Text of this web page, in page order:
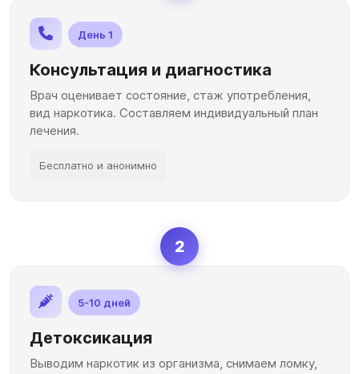
День 1
Консультация и диагностика
Врач оценивает состояние, стаж употребления,
вид наркотика. Составляем индивидуальный план
лечения.
Бесплатно и анонимно
2
5-10 дней
Детоксикация
Выводим наркотик из организма, снимаем ломку,